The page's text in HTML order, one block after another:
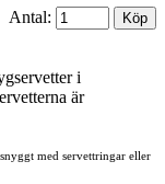
Antal:
i
är
med servettringar eller